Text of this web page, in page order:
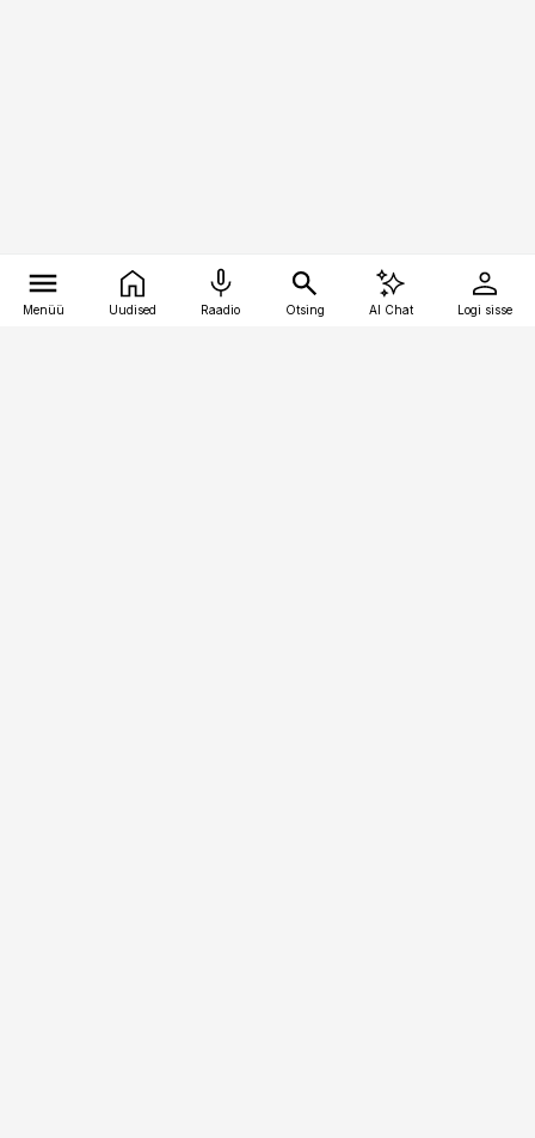
Menüü Uudised Raadio Otsing AI Chat Logi sisse